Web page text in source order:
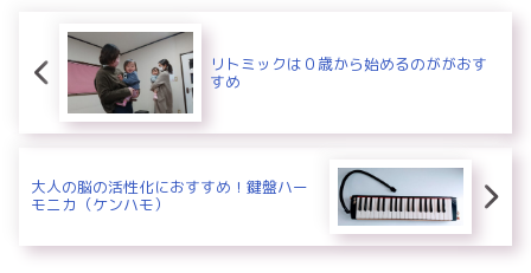
リトミックは０歳から始めるのががおす
すめ
大人の脳の活性化におすすめ！鍵盤ハー
モニカ（ケンハモ）